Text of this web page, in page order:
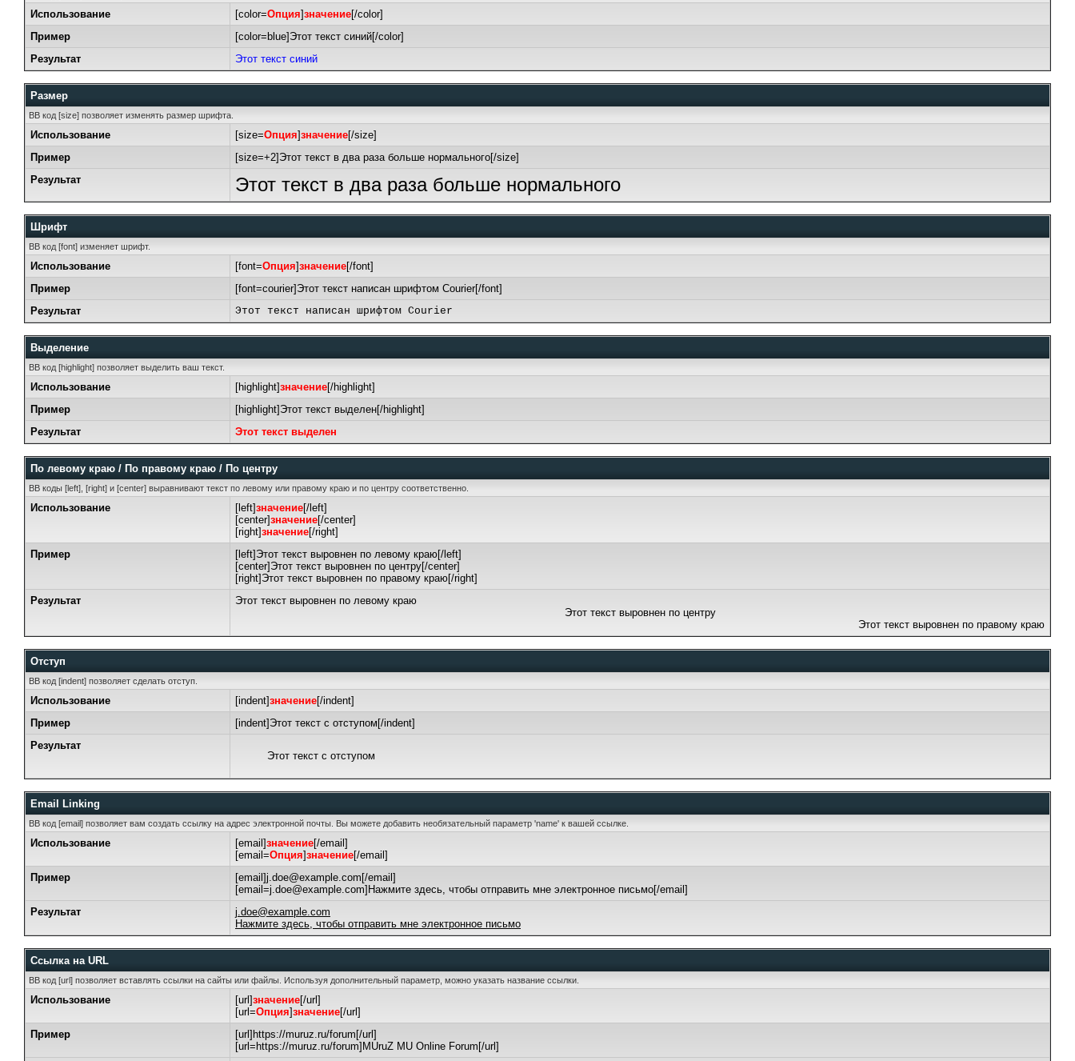
Использование [color=Опция]значение[/color]
Пример
[color=blue]Этот текст синий[/color]
Результат
Этот текст синий
Размер
BB код [size] позволяет изменять размер шрифта.
Использование [size=Опция]значение[/size]
Пример
[size=+2]Этот текст в два раза больше нормального[/size]
Результат
Этот текст в два раза больше нормального
Шрифт
BB код [font] изменяет шрифт.
Использование [font=Опция]значение[/font]
Пример
[font=courier]Этот текст написан шрифтом Courier[/font]
Результат
Этот текст написан шрифтом Courier
Выделение
BB код [highlight] позволяет выделить ваш текст.
Использование [highlight]значение[/highlight]
Пример
[highlight]Этот текст выделен[/highlight]
Результат
Этот текст выделен
По левому краю / По правому краю / По центру
BB коды [left], [right] и [center] выравнивают текст по левому или правому краю и по центру соответственно.
Использование [left]значение[/left]
[center]значение[/center]
[right]значение[/right]
Пример
[left]Этот текст выровнен по левому краю[/left]
[center]Этот текст выровнен по центру[/center]
[right]Этот текст выровнен по правому краю[/right]
Результат
Этот текст выровнен по левому краю
Этот текст выровнен по центру
Этот текст выровнен по правому краю
Отступ
BB код [indent] позволяет сделать отступ.
Использование [indent]значение[/indent]
Пример
[indent]Этот текст с отступом[/indent]
Результат
Этот текст с отступом
Email Linking
BB код [email] позволяет вам создать ссылку на адрес электронной почты. Вы можете добавить необязательный параметр 'name' к вашей ссылке.
Использование [email]значение[/email]
[email=Опция]значение[/email]
Пример
[email]j.doe@example.com[/email]
[email=j.doe@example.com]Нажмите здесь, чтобы отправить мне электронное письмо[/email]
Результат
j.doe@example.com
Нажмите здесь, чтобы отправить мне электронное письмо
Ссылка на URL
BB код [url] позволяет вставлять ссылки на сайты или файлы. Используя дополнительный параметр, можно указать название ссылки.
Использование [url]значение[/url]
[url=Опция]значение[/url]
Пример
[url]https://muruz.ru/forum[/url]
[url=https://muruz.ru/forum]MUruZ MU Online Forum[/url]